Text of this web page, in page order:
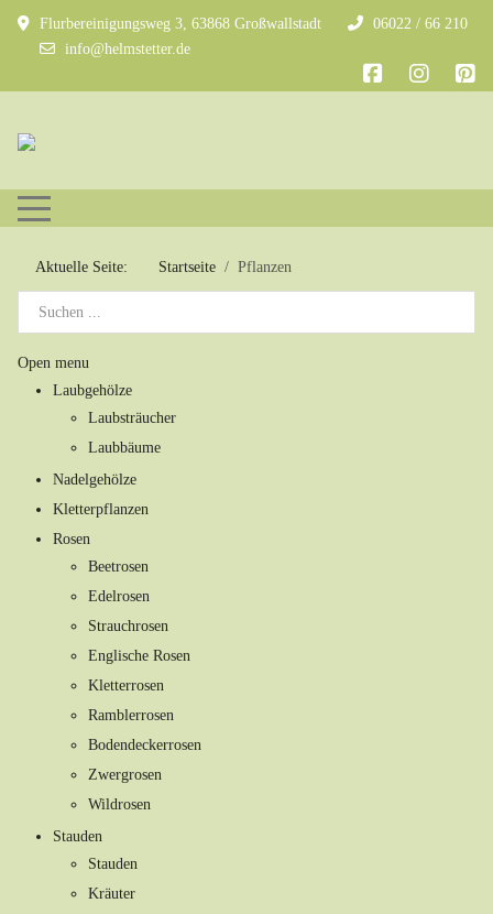
Flurbereinigungsweg 3, 63868 Großwallstadt
06022 / 66 210
info@helmstetter.de
Mobile Menu Toggle
Aktuelle Seite: Startseite Pflanzen
Open menu
Laubgehölze
Laubsträucher
Laubbäume
Nadelgehölze
Kletterpflanzen
Rosen
Beetrosen
Edelrosen
Strauchrosen
Englische Rosen
Kletterrosen
Ramblerrosen
Bodendeckerrosen
Zwergrosen
Wildrosen
Stauden
Stauden
Kräuter